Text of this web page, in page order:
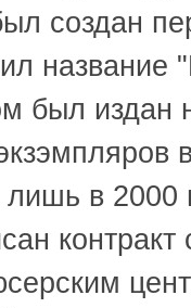
создан
название
был издан
лишь в 2000